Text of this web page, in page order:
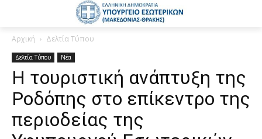
Αρχική Δελτία Τύπου
Δελτία Τύπου Νέα
Η τουριστική ανάπτυξη της
Ροδόπης στο επίκεντρο της
περιοδείας της